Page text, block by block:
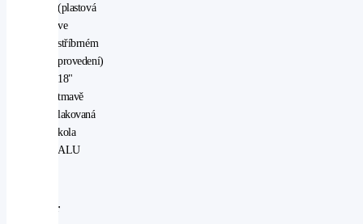
(plastová
ve
stříbrném
provedení)
18"
tmavě
lakovaná
kola
ALU
Interiér